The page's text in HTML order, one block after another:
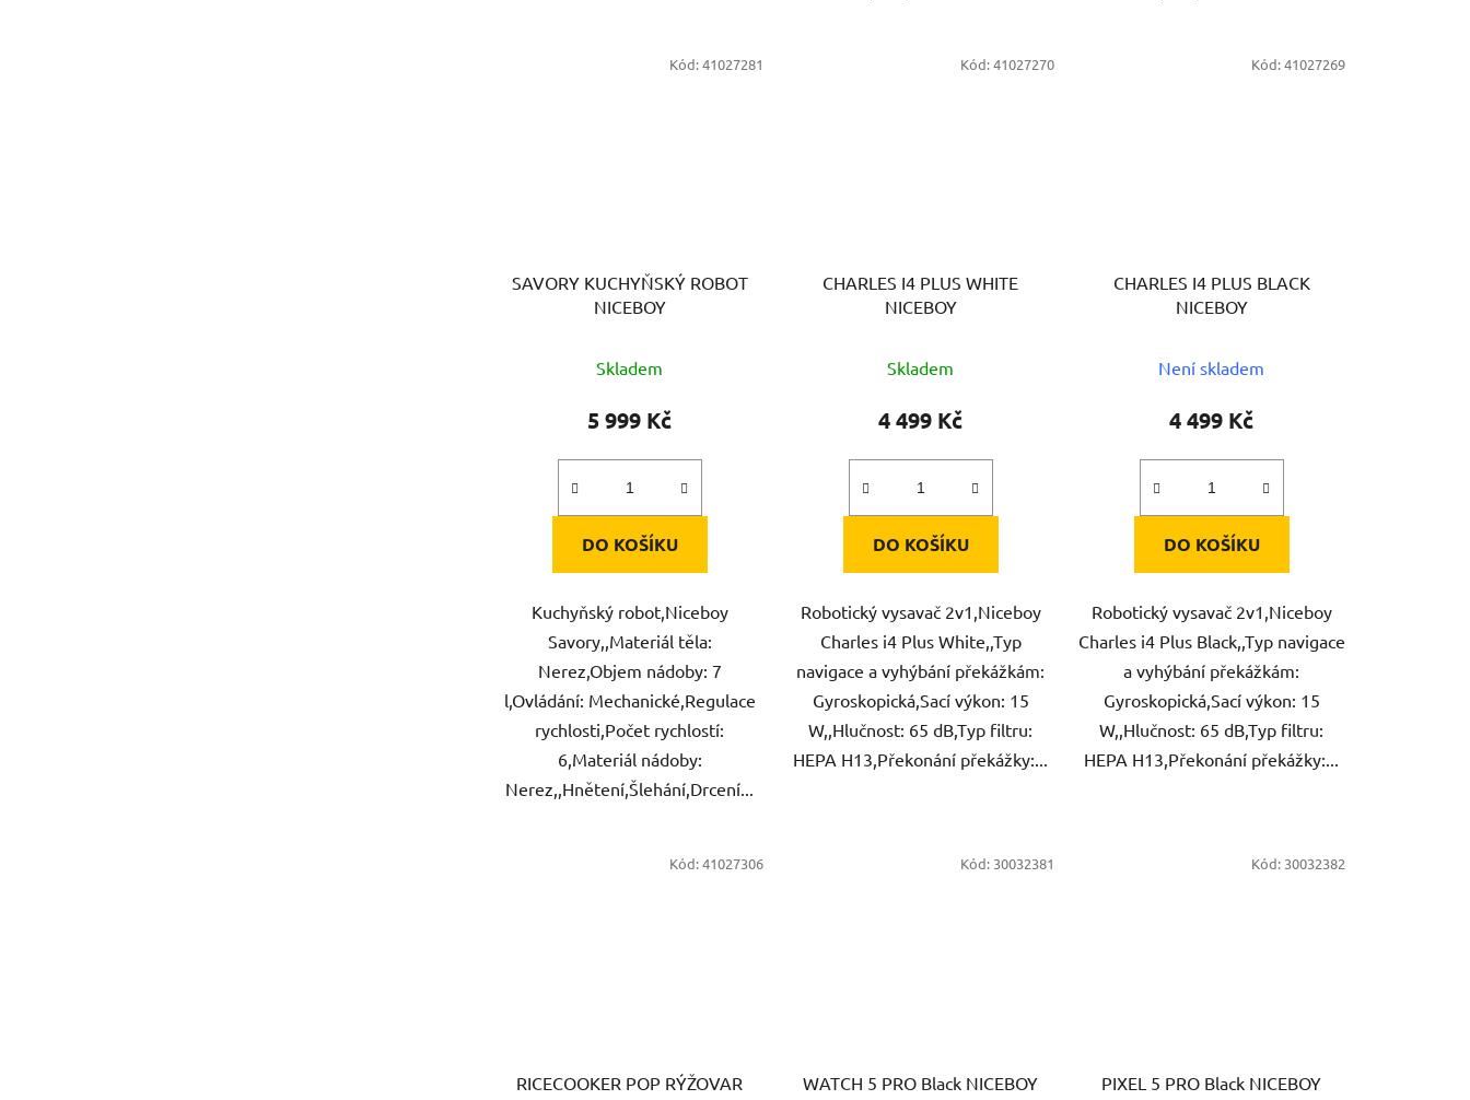
SAVORY KUCHYŇSKÝ ROBOT
NICEBOY
Skladem
5 999 Kč
DO KOŠÍKU
Kuchyňský robot,Niceboy
Savory,,Materiál těla:
Nerez,Objem nádoby: 7
l,Ovládání: Mechanické,Regulace
rychlosti,Počet rychlostí:
6,Materiál nádoby:
Nerez,,Hnětení,Šlehání,Drcení...
Kód:41027281
CHARLES I4 PLUS WHITE
NICEBOY
Skladem
4 499 Kč
DO KOŠÍKU
Robotický vysavač 2v1,Niceboy
Charles i4 Plus White,,Typ
navigace a vyhýbání překážkám:
Gyroskopická,Sací výkon: 15
W,,Hlučnost: 65 dB,Typ filtru:
HEPA H13,Překonání překážky:...
Kód:41027270
CHARLES I4 PLUS BLACK
NICEBOY
Není skladem
4 499 Kč
DO KOŠÍKU
Robotický vysavač 2v1,Niceboy
Charles i4 Plus Black,,Typ navigace
a vyhýbání překážkám:
Gyroskopická,Sací výkon: 15
W,,Hlučnost: 65 dB,Typ filtru:
HEPA H13,Překonání překážky:...
Kód:41027269
RICECOOKER POP RÝŽOVAR
Kód:41027306
WATCH 5 PRO Black NICEBOY
Kód: 30032381
PIXEL 5 PRO Black NICEBOY
Kód: 30032382